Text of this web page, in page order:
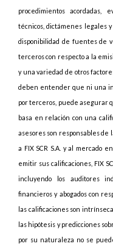
procedimientos acordadas,
técnicos, dictámenes legales
disponibilidad de fuentes de
terceros con respecto a la
y una variedad de otros
deben entender que ni una
por terceros, puede asegurar
basa en relación con una
asesores son responsables de
a FIX SCR S.A. y al mercado
emitir sus calificaciones, FIX
incluyendo los auditores
financieros y abogados con
las calificaciones son
las hipótesis y predicciones
por su naturaleza no se